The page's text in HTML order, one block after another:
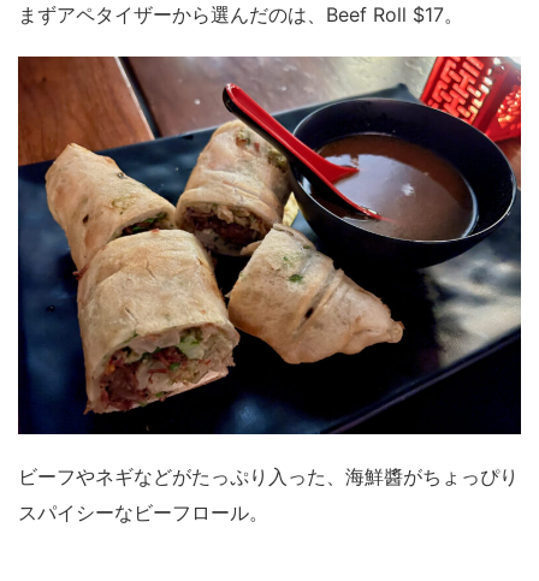
まずアペタイザーから選んだのは、Beef Roll $17。
ビーフやネギなどがたっぷり入った、海鮮醬がちょっぴり
スパイシーなビーフロール。